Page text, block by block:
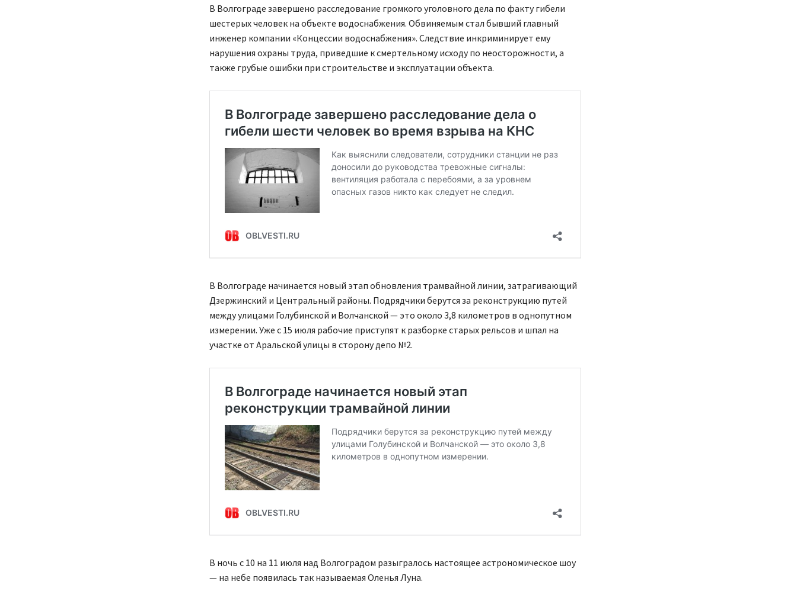
В Волгограде завершено расследование громкого уголовного дела по факту гибели
шестерых человек на объекте водоснабжения. Обвиняемым стал бывший главный
инженер компании «Концессии водоснабжения». Следствие инкриминирует ему
нарушения охраны труда, приведшие к смертельному исходу по неосторожности, а
также грубые ошибки при строительстве и эксплуатации объекта.
В Волгограде начинается новый этап обновления трамвайной линии, затрагивающий
Дзержинский и Центральный районы. Подрядчики берутся за реконструкцию путей
между улицами Голубинской и Волчанской — это около 3,8 километров в однопутном
измерении. Уже с 15 июля рабочие приступят к разборке старых рельсов и шпал на
участке от Аральской улицы в сторону депо №2.
В ночь с 10 на 11 июля над Волгоградом разыгралось настоящее астрономическое шоу
— на небе появилась так называемая Оленья Луна.